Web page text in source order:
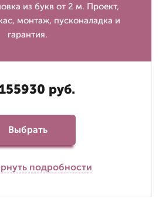
из букв от 2 м. Проект,
монтаж, пусконаладка и
гарантия.
руб.
Выбрать
подробности